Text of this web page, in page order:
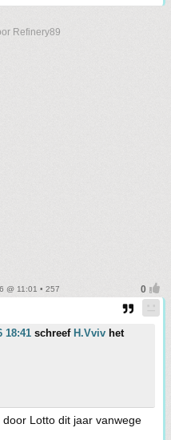
Refinery89
@ 11:01 • 257
18:41 schreef H.Vviv het
Lotto dit jaar vanwege